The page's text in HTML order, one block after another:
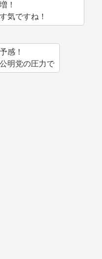
！
気ですね！
感！
明党の圧力で